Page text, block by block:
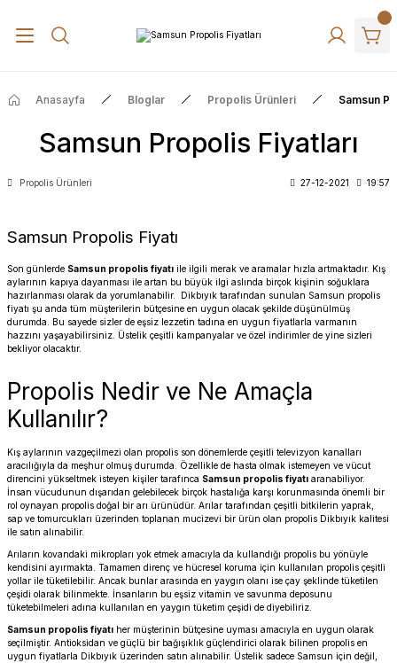
Anasayfa Bloglar Propolis Ürünleri Samsun
Samsun Propolis Fiyatları
Propolis Ürünleri 27-12-2021 19:57
Samsun Propolis Fiyatı
Son günlerde Samsun propolis fiyatı ile ilgili merak ve aramalar hızla artmaktadır. Kış
aylarının kapıya dayanması ile artan bu büyük ilgi aslında birçok kişinin soğuklara
hazırlanması olarak da yorumlanabilir.
Dikbıyık tarafından sunulan Samsun propolis
fiyatı şu anda tüm müşterilerin bütçesine en uygun olacak şekilde düşünülmüş
durumda. Bu sayede sizler de eşsiz lezzetin tadına en uygun fiyatlarla varmanın
hazzını yaşayabilirsiniz. Üstelik çeşitli kampanyalar ve özel indirimler de yine sizleri
bekliyor olacaktır.
Propolis Nedir ve Ne Amaçla
Kullanılır?
Kış aylarının vazgeçilmezi olan propolis son dönemlerde çeşitli televizyon kanalları
aracılığıyla da meşhur olmuş durumda. Özellikle de hasta olmak istemeyen ve vücut
direncini yükseltmek isteyen kişiler tarafınca Samsun propolis fiyatı aranabiliyor.
İnsan vücudunun dışarıdan gelebilecek birçok hastalığa karşı korunmasında önemli bir
rol oynayan propolis doğal bir arı ürünüdür. Arılar tarafından çeşitli bitkilerin yaprak,
sap ve tomurcukları üzerinden toplanan mucizevi bir ürün olan propolis Dikbıyık kalitesi
ile satın alınabilir.
Arıların kovandaki mikropları yok etmek amacıyla da kullandığı propolis bu yönüyle
kendisini ayırmakta. Tamamen direnç ve hücresel koruma için kullanılan propolis çeşitli
yollar ile tüketilebilir. Ancak bunlar arasında en yaygın olanı ise çay şeklinde tüketilen
çeşidi olarak bilinmekte. İnsanların bu eşsiz vitamin ve savunma deposunu
tüketebilmeleri adına kullanılan en yaygın tüketim çeşidi de diyebiliriz.
Samsun propolis fiyatı her müşterinin bütçesine uyması amacıyla en uygun olarak
seçilmiştir. Antioksidan ve güçlü bir bağışıklık güçlendirici olarak bilinen propolis en
uygun fiyatlarla Dikbıyık üzerinden satın alınabilir. Üstelik sadece Samsun için değil,